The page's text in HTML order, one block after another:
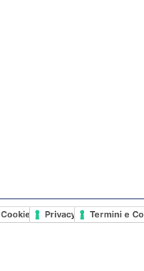
Cookie PolicyPrivacy PolicyTermini e